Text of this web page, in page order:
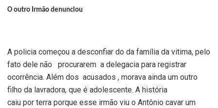
O outro Irmão denunciou
A policia começou a desconfiar do da família da vitima, pelo
fato dele não procurarem a delegacia para registrar
ocorrência. Além dos acusados , morava ainda um outro
filho da lavradora, que é adolescente. A história
caiu por terra porque esse irmão viu o Antônio cavar um